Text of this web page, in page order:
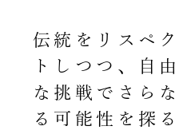
伝統をリスペク
トしつつ、自由
な挑戦でさらな
る可能性を探る